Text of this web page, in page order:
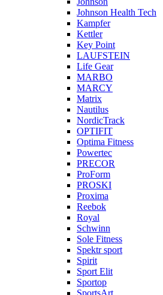
Johnson Health Tech
Kampfer
Kettler
Key Point
LAUFSTEIN
Life Gear
MARBO
MARCY
Matrix
Nautilus
NordicTrack
OPTIFIT
Optima Fitness
Powertec
PRECOR
ProForm
PROSKI
Proxima
Reebok
Royal
Schwinn
Sole Fitness
Spektr sport
Spirit
Sport Elit
Sportop
SportsArt